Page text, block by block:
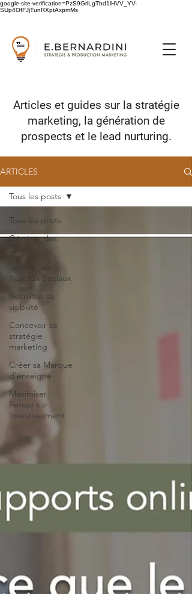
google-site-verification=PzS9GrlLgThd1lHVV_YV-
SUp4OfFJjTunRXptAxpmMs
Articles et guides surla stratégie
marketing, la génération de
prospects et le lead nurturing.
ARTICLES
Tous les posts
Générer des
Leads
Animer ses
Réseaux Sociaux
Accroître sa
visibilité
Concevoir sa
stratégie
marketing
Créer sa Marque
d'enseigne
Maximiser
Retour sur
Investissement
Tous les posts